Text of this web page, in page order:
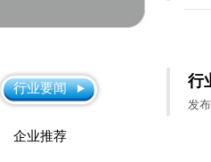
行业要闻
企业推荐
行
发